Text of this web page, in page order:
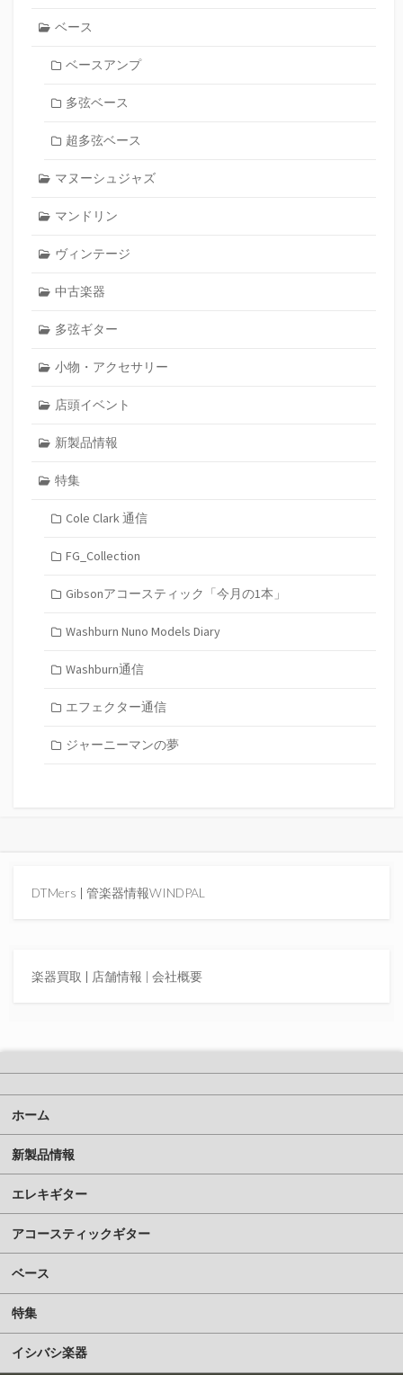
ベース
ベースアンプ
多弦ベース
超多弦ベース
マヌーシュジャズ
マンドリン
ヴィンテージ
中古楽器
多弦ギター
小物・アクセサリー
店頭イベント
新製品情報
特集
Cole Clark 通信
FG_Collection
Gibsonアコースティック「今月の1本」
Washburn Nuno Models Diary
Washburn通信
エフェクター通信
ジャーニーマンの夢
DTMers | 管楽器情報WINDPAL
楽器買取 | 店舗情報 | 会社概要
ホーム
新製品情報
エレキギター
アコースティックギター
ベース
特集
イシバシ楽器